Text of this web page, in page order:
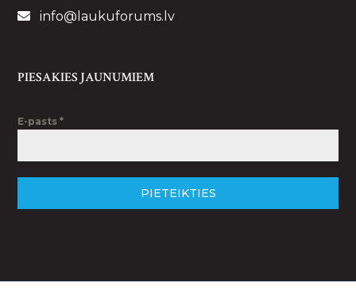
info@laukuforums.lv
PIESAKIES JAUNUMIEM
E-pasts*
PIETEIKTIES